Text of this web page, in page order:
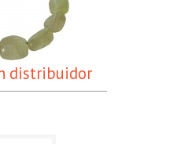
distribuidor